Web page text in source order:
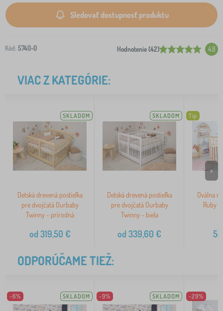
Sledovať dostupnosť produktu
Kód: 5740-0 Hodnotenie (42) 4.8
VIAC Z KATEGÓRIE:
SKLADOM
Detská drevená postieľka
pre dvojčatá Ourbaby
Twinny - prírodná
od 319,50 €
SKLADOM
Detská drevená postieľka
pre dvojčatá Ourbaby
Twinny - biela
od 339,60 €
Tip
Oválna
Ruby
>
ODPORÚČAME TIEŽ:
-6% SKLADOM -9% SKLADOM -29%